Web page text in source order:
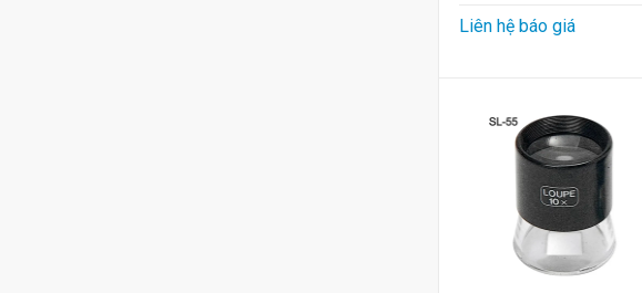
Liên hệ báo giá